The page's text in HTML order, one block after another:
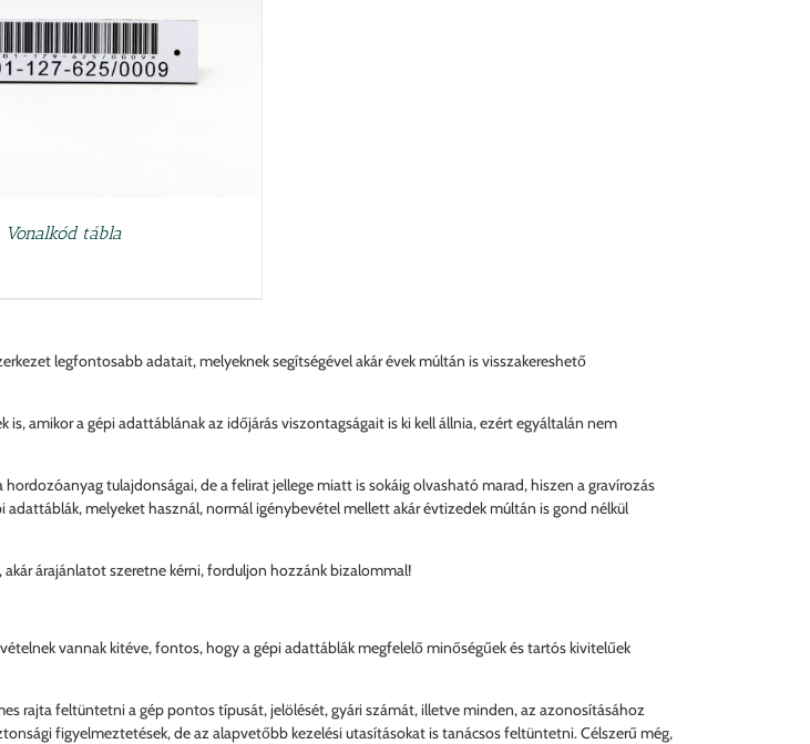
Vonalkód tábla
legfontosabb adatait, melyeknek segítségével akár évek múltán is visszakereshető
amikor a gépi adattáblának az időjárás viszontagságait is ki kell állnia, ezért egyáltalán nem
tulajdonságai, de a felirat jellege miatt is sokáig olvasható marad, hiszen a gravírozás
melyeket használ, normál igénybevétel mellett akár évtizedek múltán is gond nélkül
árajánlatot szeretne kérni, forduljon hozzánk bizalommal!
vannak kitéve, fontos, hogy a gépi adattáblák megfelelő minőségűek és tartós kivitelűek
rajta feltüntetni a gép pontos típusát, jelölését, gyári számát, illetve minden, az azonosításához
figyelmeztetések, de az alapvetőbb kezelési utasításokat is tanácsos feltüntetni. Célszerű még,